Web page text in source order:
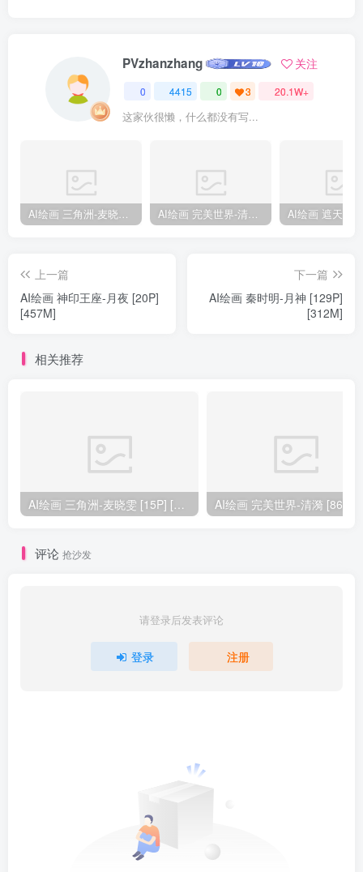
PVzhanzhang 关注
0 4415 0 3 20.1W+
这家伙很懒，什么都没有写...
AI绘画 三角洲-麦晓雯 [15P] [57M] AI绘画 完美世界-清漪 [86P] [1173M]
上一篇
AI绘画 神印王座-月夜 [20P]
[457M]
下一篇
AI绘画 秦时明-月神 [129P]
[312M]
相关推荐
AI绘画 三角洲-麦晓雯 [15P] [57M]
评论 抢沙发
请登录后发表评论
登录 注册